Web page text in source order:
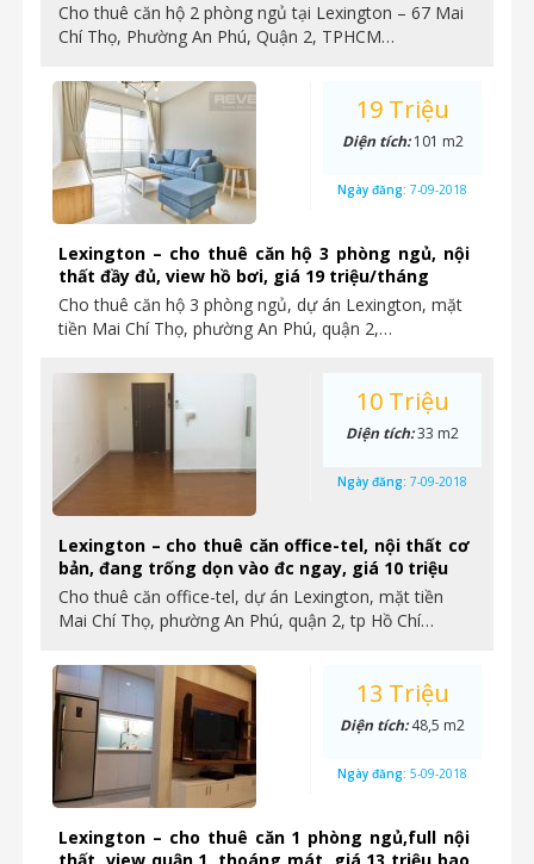
Cho thuê căn hộ 2 phòng ngủ tại Lexington – 67 Mai
Chí Thọ, Phường An Phú, Quận 2, TPHCM…
Lexington – cho thuê căn hộ 3 phòng ngủ, nội
thất đầy đủ, view hồ bơi, giá 19 triệu/tháng
Cho thuê căn hộ 3 phòng ngủ, dự án Lexington, mặt
tiền Mai Chí Thọ, phường An Phú, quận 2,…
19 Triệu
Diện tích:101 m2
Ngày đăng: 7-09-2018
Lexington – cho thuê căn office-tel, nội thất cơ
bản, đang trống dọn vào đc ngay, giá 10 triệu
Cho thuê căn office-tel, dự án Lexington, mặt tiền
Mai Chí Thọ, phường An Phú, quận 2, tp Hồ Chí…
10 Triệu
Diện tích:33 m2
Ngày đăng: 7-09-2018
Lexington – cho thuê căn 1 phòng ngủ,full nội
13 Triệu
Diện tích:48,5 m2
Ngày đăng: 5-09-2018